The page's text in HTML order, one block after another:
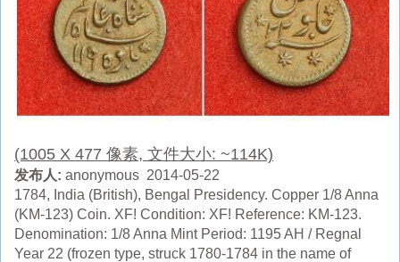
(1005 X 477 像素, 文件大小: ~114K)
发布人: anonymous 2014-05-22
1784, India (British), Bengal Presidency. Copper 1/8 Anna
(KM-123) Coin. XF! Condition: XF! Reference: KM-123.
Denomination: 1/8 Anna Mint Period: 1195 AH / Regnal
Year 22 (frozen type, struck 1780-1784 in the name of